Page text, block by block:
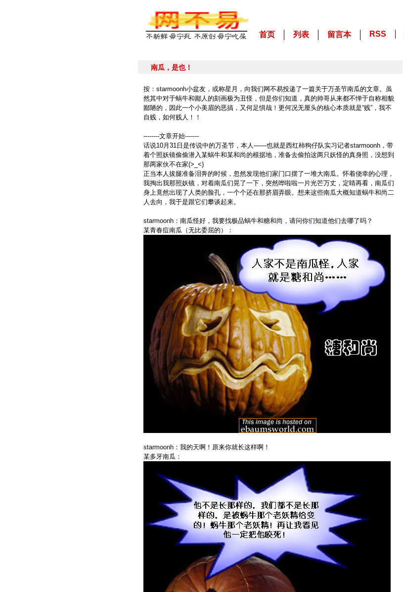
首页 列表 留言本 RSS
南瓜，是也！
按：starmoonh小盆友，或称星月，向我们网不易投递了一篇关于万圣节南瓜的文章。虽
然其中对于蜗牛和鄙人的刻画极为丑怪，但是你们知道，真的帅哥从来都不惮于自称相貌
鄙陋的，因此一个小美眉的恶搞，又何足惧哉！更何况无厘头的核心本质就是“贱”，我不
自贱，如何贱人！！
--------文章开始-------
话说10月31日是传说中的万圣节，本人——也就是西红柿狗仔队实习记者starmoonh，带
着个照妖镜偷偷潜入某蜗牛和某和尚的根据地，准备去偷拍这两只妖怪的真身照，没想到
那两家伙不在家(>_<)
正当本人拔腿准备泪奔的时候，忽然发现他们家门口摆了一堆大南瓜。怀着侥幸的心理，
我掏出我那照妖镜，对着南瓜们晃了一下，突然哗啦啦一片光芒万丈，定睛再看，南瓜们
身上竟然出现了人类的脸孔，一个个还在那挤眉弄眼。想来这些南瓜大概知道蜗牛和尚二
人去向，我于是跟它们攀谈起来。
starmoonh：南瓜怪好，我要找极品蜗牛和糖和尚，请问你们知道他们去哪了吗？
某青春痘南瓜（无比委屈的）：
starmoonh：我的天啊！原来你就长这样啊！
某多牙南瓜：